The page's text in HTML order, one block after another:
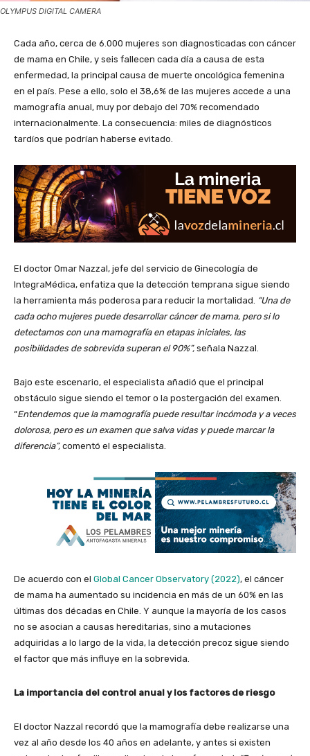
OLYMPUS DIGITAL CAMERA
Cada año, cerca de 6.000 mujeres son diagnosticadas con cáncer
de mama en Chile, y seis fallecen cada día a causa de esta
enfermedad, la principal causa de muerte oncológica femenina
en el país. Pese a ello, solo el 38,6% de las mujeres accede a una
mamografía anual, muy por debajo del 70% recomendado
internacionalmente. La consecuencia: miles de diagnósticos
tardíos que podrían haberse evitado.
El doctor Omar Nazzal, jefe del servicio de Ginecología de
IntegraMédica, enfatiza que la detección temprana sigue siendo
la herramienta más poderosa para reducir la mortalidad. “Una de
cada ocho mujeres puede desarrollar cáncer de mama, pero si lo
detectamos con una mamografía en etapas iniciales, las
posibilidades de sobrevida superan el 90%”, señala Nazzal.
Bajo este escenario, el especialista añadió que el principal
obstáculo sigue siendo el temor o la postergación del examen.
“Entendemos que la mamografía puede resultar incómoda y a veces
dolorosa, pero es un examen que salva vidas y puede marcar la
diferencia”, comentó el especialista.
De acuerdo con el Global Cancer Observatory (2022), el cáncer
de mama ha aumentado su incidencia en más de un 60% en las
últimas dos décadas en Chile. Y aunque la mayoría de los casos
no se asocian a causas hereditarias, sino a mutaciones
adquiridas a lo largo de la vida, la detección precoz sigue siendo
el factor que más influye en la sobrevida.
La importancia del control anual y los factores de riesgo
El doctor Nazzal recordó que la mamografía debe realizarse una
vez al año desde los 40 años en adelante, y antes si existen